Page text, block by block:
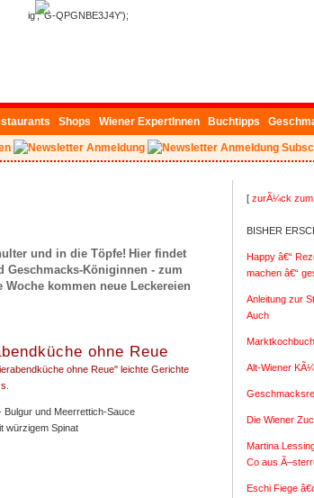
ig', 'G-QPGNBE3J4Y');
Shops Wiener ExpertInnen Buchtipps
und in die Töpfe! Hier findet
Geschmacks-Königinnen - zum
kommen neue Leckereien
ohne Reue
ohne Reue" leichte Gerichte
Bulgur und Meerrettich-Sauce
würzigem Spinat
[ zurÃ¼ck zum
BISHER
Happy â€“
machen â€“
Anleitung zur
Auch
Marktkochbuch
Alt-Wiener
Die Wiener
Martina
Co aus
Eschi Fiege